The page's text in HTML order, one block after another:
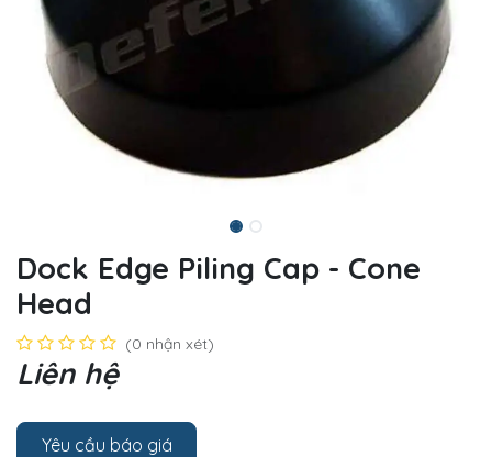
Dock Edge Piling Cap - Cone
Head
(0 nhận xét)
Liên hệ
Yêu cầu báo giá